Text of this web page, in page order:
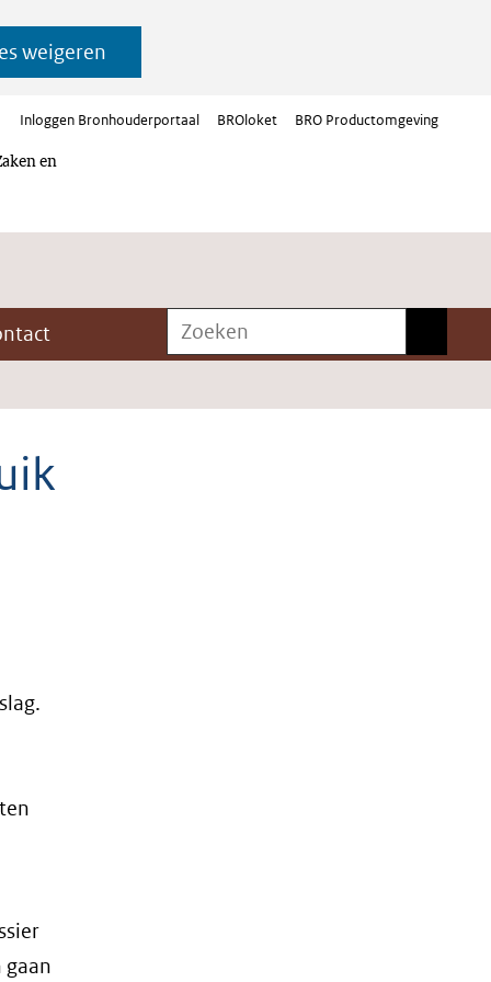
weigeren
en
Inloggen Bronhouderportaal BROloket BRO Productomgeving
Zoeken